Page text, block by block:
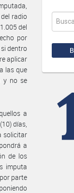
radio
del
por
dentro
aplicar
las que
y no se
a
días,
solicitar
a
de los
imputa
parte